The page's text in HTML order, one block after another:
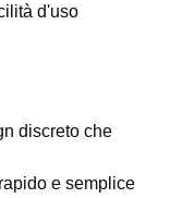
d'uso
discreto che
e semplice